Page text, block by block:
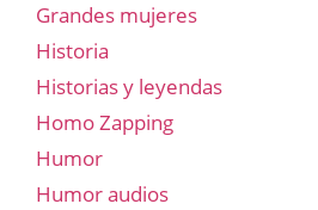
Grandes mujeres
Historia
Historias y leyendas
Homo Zapping
Humor
Humor audios